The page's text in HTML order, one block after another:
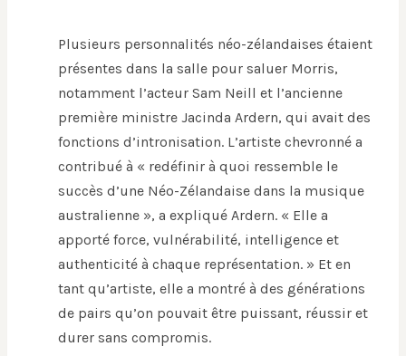
Plusieurs personnalités néo-zélandaises étaient
présentes dans la salle pour saluer Morris,
notamment l’acteur Sam Neill et l’ancienne
première ministre Jacinda Ardern, qui avait des
fonctions d’intronisation. L’artiste chevronné a
contribué à « redéfinir à quoi ressemble le
succès d’une Néo-Zélandaise dans la musique
australienne », a expliqué Ardern. « Elle a
apporté force, vulnérabilité, intelligence et
authenticité à chaque représentation. » Et en
tant qu’artiste, elle a montré à des générations
de pairs qu’on pouvait être puissant, réussir et
durer sans compromis.